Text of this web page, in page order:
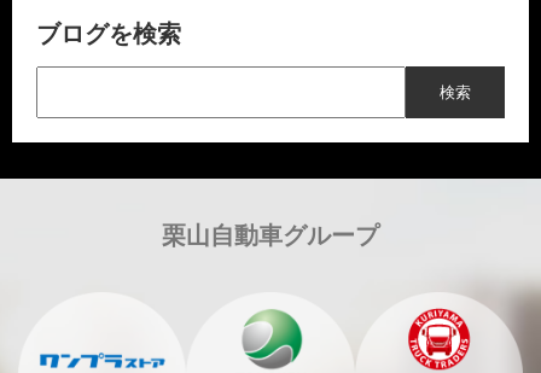
ブログを検索
栗山自動車グループ